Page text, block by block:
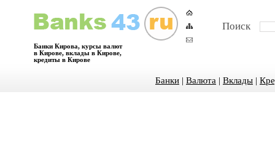
Банки Кирова, курсы валют
в Кирове, вклады в Кирове,
кредиты в Кирове
Поиск
Банки | Валюта | Вклады |